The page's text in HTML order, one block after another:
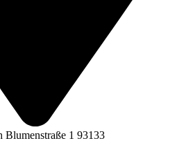
Blumenstraße 1 93133